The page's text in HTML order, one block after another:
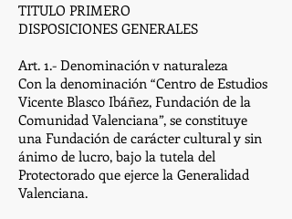
TITULO PRIMERO
DISPOSICIONES GENERALES
Art. 1.- Denominación v naturaleza
Con la denominación “Centro de Estudios
Vicente Blasco Ibáñez, Fundación de la
Comunidad Valenciana”, se constituye
una Fundación de carácter cultural y sin
ánimo de lucro, bajo la tutela del
Protectorado que ejerce la Generalidad
Valenciana.